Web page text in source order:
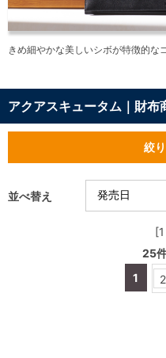
きめ細やかな美しいシボが特徴的な
アクアスキュータム｜財布
絞
並べ替え
25
1
2